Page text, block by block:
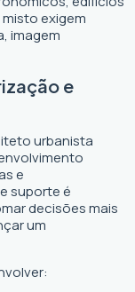
exigem
imagem
e
urbanista
e
suporte é
decisões mais
um